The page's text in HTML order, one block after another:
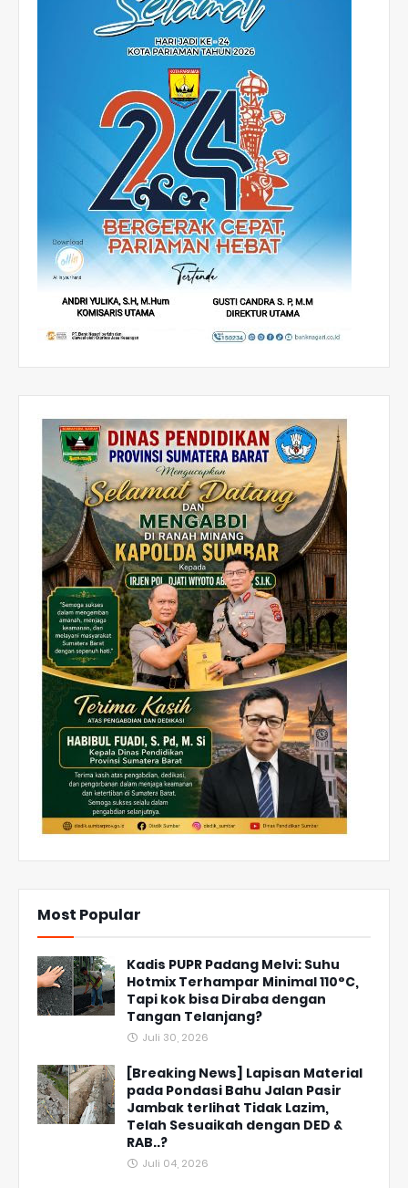
Most Popular
Kadis PUPR Padang Melvi: Suhu
Hotmix Terhampar Minimal 110°C,
Tapi kok bisa Diraba dengan
Tangan Telanjang?
Juli 30, 2026
[Breaking News] Lapisan Material
pada Pondasi Bahu Jalan Pasir
Jambak terlihat Tidak Lazim,
Telah Sesuaikah dengan DED &
RAB..?
Juli 04, 2026